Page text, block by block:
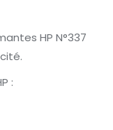
HP N°337
: